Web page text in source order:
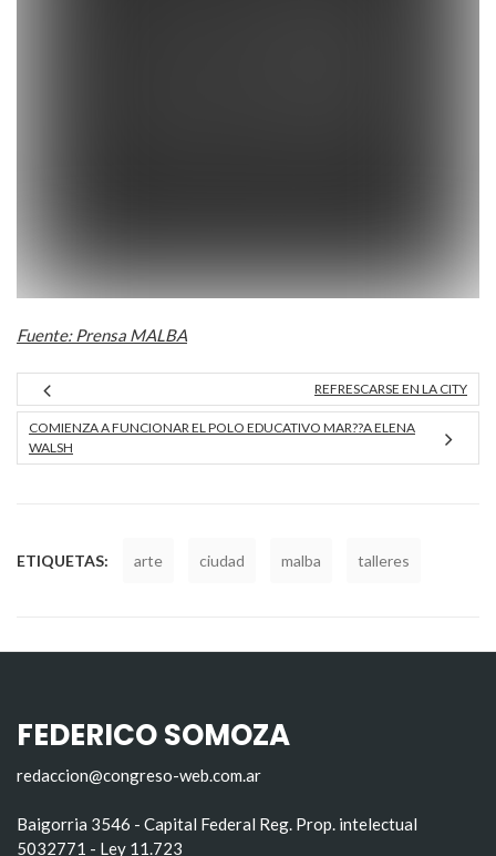
Fuente: Prensa MALBA
REFRESCARSE EN LA CITY
COMIENZA A FUNCIONAR EL POLO EDUCATIVO MAR??A ELENA
WALSH
ETIQUETAS: arte ciudad malba talleres
FEDERICO SOMOZA
redaccion@congreso-web.com.ar
Baigorria 3546 - Capital Federal Reg. Prop. intelectual
5032771 - Ley 11.723